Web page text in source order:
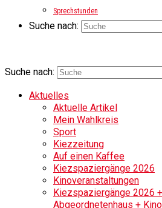
Sprechstunden
Suche nach:
Suche nach:
Aktuelles
Aktuelle Artikel
Mein Wahlkreis
Sport
Kiezzeitung
Auf einen Kaffee
Kiezspaziergänge 2026
Kinoveranstaltungen
Kiezspaziergänge 2026
Abgeordnetenhaus +